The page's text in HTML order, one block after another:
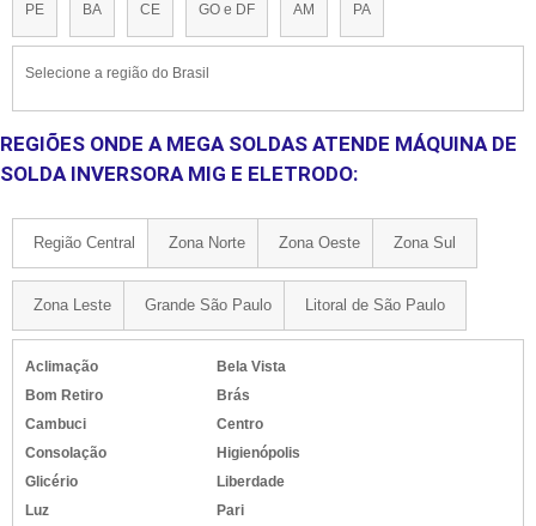
PE BA CE GO e DF AM PA
Selecione a região do Brasil
REGIÕES ONDE A MEGA SOLDAS ATENDE MÁQUINA DE
SOLDA INVERSORA MIG E ELETRODO:
Região Central Zona Norte Zona Oeste Zona Sul
Zona Leste Grande São Paulo Litoral de São Paulo
Aclimação
Bela Vista
Bom Retiro
Brás
Cambuci
Centro
Consolação
Higienópolis
Glicério
Liberdade
Luz
Pari